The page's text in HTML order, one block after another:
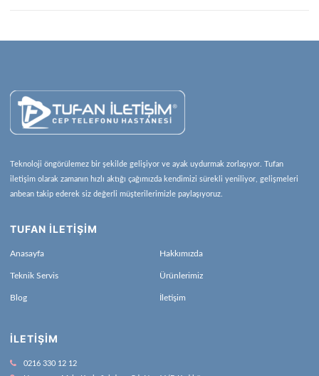
Teknoloji öngörülemez bir şekilde gelişiyor ve ayak uydurmak zorlaşıyor. Tufan
iletişim olarak zamanın hızlı aktığı çağımızda kendimizi sürekli yeniliyor, gelişmeleri
anbean takip ederek siz değerli müşterilerimizle paylaşıyoruz.
TUFAN İLETİŞİM
Anasayfa Hakkımızda
Teknik Servis Ürünlerimiz
Blog İletişim
İLETIŞIM
0216 330 12 12